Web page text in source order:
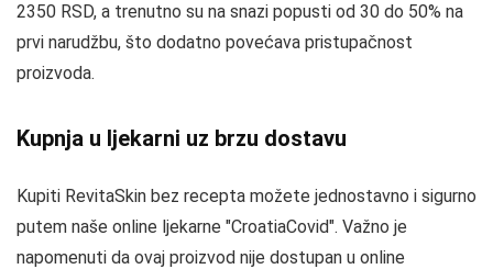
2350 RSD, a trenutno su na snazi popusti od 30 do 50% na
prvi narudžbu, što dodatno povećava pristupačnost
proizvoda.
Kupnja u ljekarni uz brzu dostavu
Kupiti RevitaSkin bez recepta možete jednostavno i sigurno
putem naše online ljekarne "CroatiaCovid". Važno je
napomenuti da ovaj proizvod nije dostupan u online